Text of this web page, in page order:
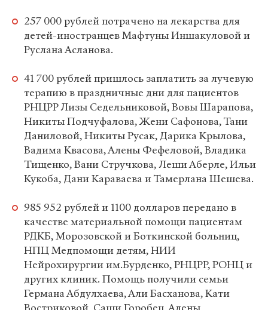
257 000 рублей потрачено на лекарства для
детей-иностранцев Мафтуны Иншакуловой и
Руслана Асланова.
41 700 рублей пришлось заплатить за лучевую
терапию в праздничные дни для пациентов
РНЦРР Лизы Седельниковой, Вовы Шарапова,
Никиты Подчуфалова, Жени Сафонова, Тани
Даниловой, Никиты Русак, Дарика Крылова,
Вадима Квасова, Алены Фефеловой, Владика
Тищенко, Вани Стручкова, Леши Аберле, Ильи
Кукоба, Дани Караваева и Тамерлана Шешева.
985 952 рублей и 1100 долларов передано в
качестве материальной помощи пациентам
РДКБ, Морозовской и Боткинской больниц,
НПЦ Медпомощи детям, НИИ
Нейрохирургии им.Бурденко, РНЦРР, РОНЦ и
других клиник. Помощь получили семьи
Германа Абдулхаева, Али Басханова, Кати